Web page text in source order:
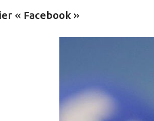
« Facebook »